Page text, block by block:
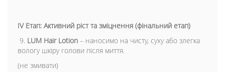
IV Етап: Активний ріст та зміцнення (фінальний етап)
9. LUM Hair Lotion – наносимо на чисту, суху або злегка
вологу шкіру голови після миття.
(не змивати)